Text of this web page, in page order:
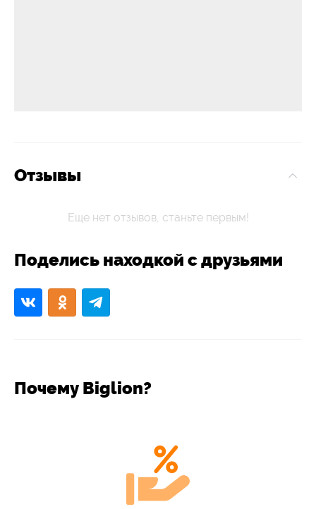
Отзывы
Еще нет отзывов, станьте первым!
Поделись находкой с друзьями
Почему Biglion?